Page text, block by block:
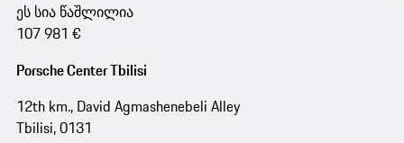
ეს სია წაშლილია
107 981 €
Porsche Center Tbilisi
12th km., David Agmashenebeli Alley
Tbilisi, 0131